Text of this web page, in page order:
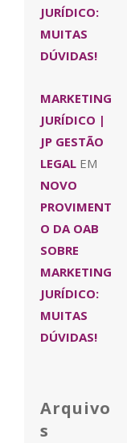
JURÍDICO:
MUITAS
DÚVIDAS!
MARKETING
JURÍDICO |
JP GESTÃO
LEGAL EM
NOVO
PROVIMENT
O DA OAB
SOBRE
MARKETING
JURÍDICO:
MUITAS
DÚVIDAS!
Arquivo
s